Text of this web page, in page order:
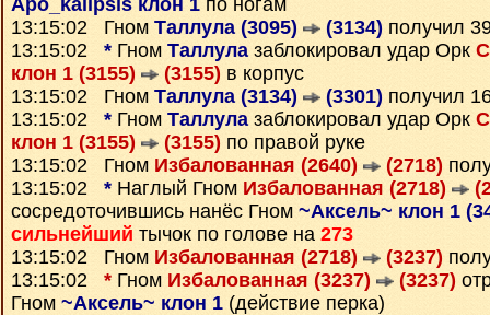
Apo_kalipsis клон 1 по ногам
13:15:02 Гном Таллула (3095) (3134) получил
13:15:02 * Гном Таллулазаблокировал удар Орк
клон 1 (3155)
(3155) в корпус
13:15:02 Гном Таллула (3134) (3301) получил
13:15:02 * Гном Таллулазаблокировал удар Орк
клон 1 (3155)
(3155) по правой руке
13:15:02 Гном Избалованная (2640) (2718)
13:15:02 * Наглый Гном Избалованная (2718)
сосредоточившись нанёс Гном ~Аксель~ клон 1
сильнейший тычок по голове на 273
13:15:02 Гном Избалованная (2718) (3237)
13:15:02 * Гном Избалованная (3237) (3237)
Гном ~Аксель~ клон 1 (действие перка)